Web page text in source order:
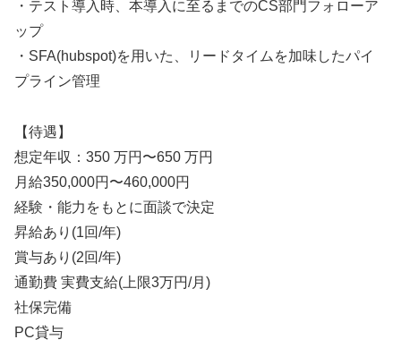
・テスト導入時、本導入に至るまでのCS部門フォローア
ップ
・SFA(hubspot)を用いた、リードタイムを加味したパイ
プライン管理
【待遇】
想定年収：350 万円〜650 万円
月給350,000円〜460,000円
経験・能力をもとに面談で決定
昇給あり(1回/年)
賞与あり(2回/年)
通勤費 実費支給(上限3万円/月)
社保完備
PC貸与